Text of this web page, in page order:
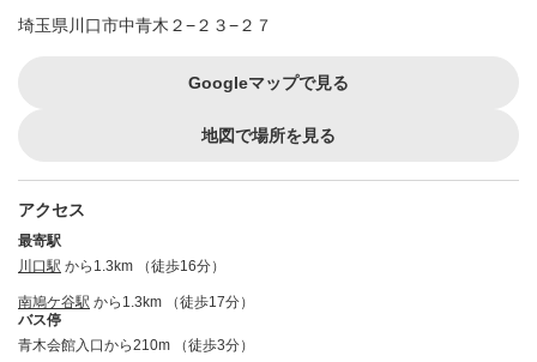
埼玉県川口市中青木２−２３−２７
Googleマップで見る
地図で場所を見る
アクセス
最寄駅
川口駅 から1.3km （徒歩16分）
南鳩ケ谷駅 から1.3km （徒歩17分）
バス停
青木会館入口から210m （徒歩3分）